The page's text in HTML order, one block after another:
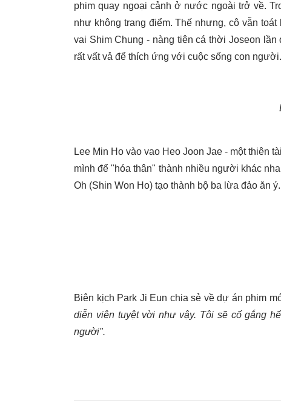
phim quay ngoại cảnh ở nước ngoài trở về.
như không trang điểm. Thế nhưng, cô vẫn
vai Shim Chung - nàng tiên cá thời Joseon
rất vất vả để thích ứng với cuộc sống con người.
Lee Min Ho vào vao Heo Joon Jae - một thiên
mình để "hóa thân" thành nhiều người khác
Oh (Shin Won Ho) tạo thành bộ ba lừa đảo ăn ý.
Biên kịch Park Ji Eun chia sẻ về dự án phim
diễn viên tuyệt vời như vậy. Tôi sẽ cố gắng
người".